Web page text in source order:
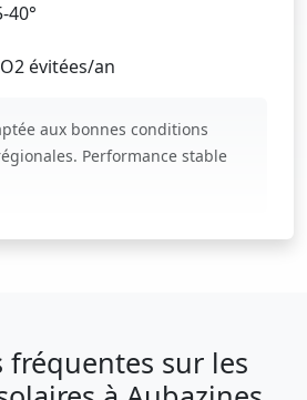
40°
évitées/an
aux bonnes conditions
Performance stable
fréquentes sur les